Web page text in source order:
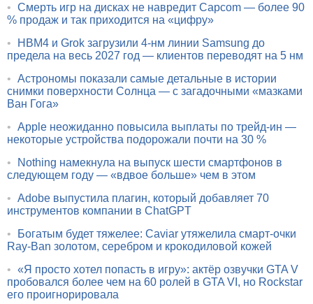
• Смерть игр на дисках не навредит Capcom — более 90
% продаж и так приходится на «цифру»
•
HBM4 и Grok загрузили 4-нм линии Samsung до
предела на весь 2027 год — клиентов переводят на 5 нм
• Астрономы показали самые детальные в истории
снимки поверхности Солнца — с загадочными «мазками
Ван Гога»
• Apple неожиданно повысила выплаты по трейд-ин —
некоторые устройства подорожали почти на 30 %
•
Nothing намекнула на выпуск шести смартфонов в
следующем году — «вдвое больше» чем в этом
• Adobe выпустила плагин, который добавляет 70
инструментов компании в ChatGPT
•
Богатым будет тяжелее: Caviar утяжелила смарт-очки
Ray-Ban золотом, серебром и крокодиловой кожей
• «Я просто хотел попасть в игру»: актёр озвучки GTA V
пробовался более чем на 60 ролей в GTA VI, но Rockstar
его проигнорировала